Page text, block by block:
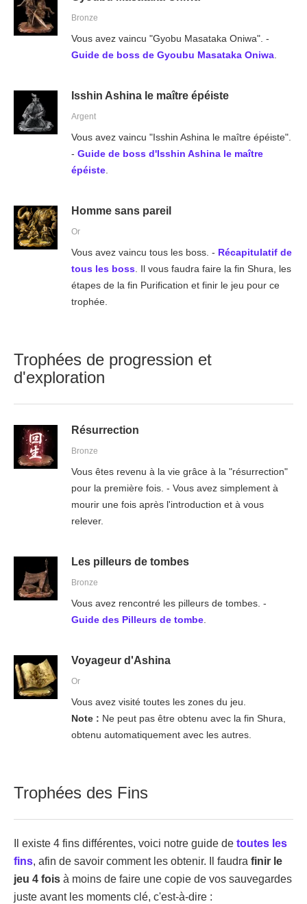
Bronze
Vous avez vaincu "Gyobu Masataka Oniwa". -
Guide de boss de Gyoubu Masataka Oniwa.
Isshin Ashina le maître épéiste
Argent
Vous avez vaincu "Isshin Ashina le maître épéiste".
- Guide de boss d'Isshin Ashina le maître
épéiste.
Homme sans pareil
Or
Vous avez vaincu tous les boss. - Récapitulatif de
tous les boss. Il vous faudra faire la fin Shura, les
étapes de la fin Purification et finir le jeu pour ce
trophée.
Trophées de progression et
d'exploration
Résurrection
Bronze
Vous êtes revenu à la vie grâce à la "résurrection"
pour la première fois. - Vous avez simplement à
mourir une fois après l'introduction et à vous
relever.
Les pilleurs de tombes
Bronze
Vous avez rencontré les pilleurs de tombes. -
Guide des Pilleurs de tombe.
Voyageur d'Ashina
Or
Vous avez visité toutes les zones du jeu.
Note : Ne peut pas être obtenu avec la fin Shura,
obtenu automatiquement avec les autres.
Trophées des Fins
Il existe 4 fins différentes, voici notre guide de toutes les
fins, afin de savoir comment les obtenir. Il faudra finir le
jeu 4 fois à moins de faire une copie de vos sauvegardes
juste avant les moments clé, c'est-à-dire :